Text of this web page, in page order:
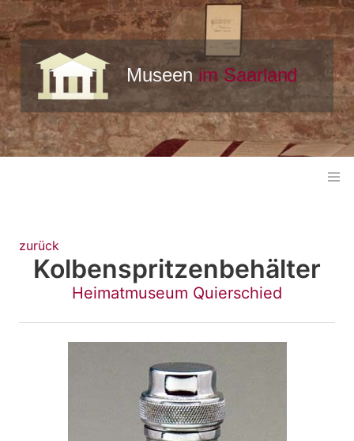
zurück
Kolbenspritzenbehälter
Heimatmuseum Quierschied